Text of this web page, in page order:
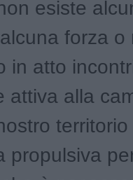
esiste
forza o
in atto
attiva alla
territorio
propulsiva